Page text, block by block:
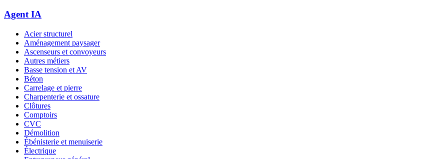
Agent IA
Acier structurel
Aménagement paysager
Ascenseurs et convoyeurs
Autres métiers
Basse tension et AV
Béton
Carrelage et pierre
Charpenterie et ossature
Clôtures
Comptoirs
CVC
Démolition
Ébénisterie et menuiserie
Électrique